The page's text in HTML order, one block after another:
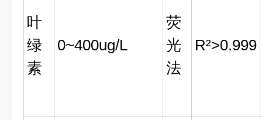
叶
绿
素
0~400ug/L
荧
光
法
R²>0.999